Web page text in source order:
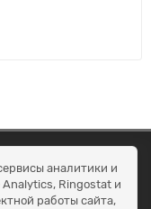
аналитики и
Ringostat и
работы сайта,